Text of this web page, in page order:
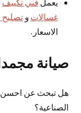
غسالات و
الاسعار.
صيانة
هل تبحث عن احسن
الصناعية؟